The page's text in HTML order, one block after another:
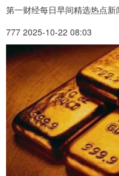
第一财经每日早间精选热点新
777 2025-10-22 08:03